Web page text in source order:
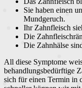
Sie haben einen
Mundgeruch.
Ihr Zahnfleisch
Die
Die Zahnhälse
All diese Symptome
behandlungsbedürftige
sich für einen Termin in